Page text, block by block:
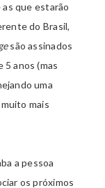
que estarão
do Brasil,
são assinados
anos (mas
uma
mais
a pessoa
os próximos